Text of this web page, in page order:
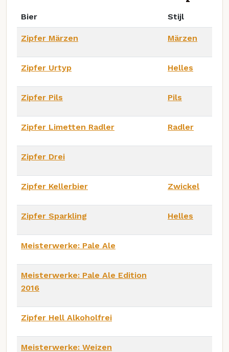
Bier Stijl
Zipfer Märzen Märzen
Zipfer Urtyp Helles
Zipfer Pils Pils
Zipfer Limetten Radler Radler
Zipfer Drei
Zipfer Kellerbier Zwickel
Zipfer Sparkling Helles
Meisterwerke: Pale Ale
Meisterwerke: Pale Ale Edition
2016
Zipfer Hell Alkoholfrei
Meisterwerke: Weizen